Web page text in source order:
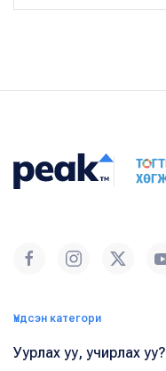
Үндсэн категори
Уурлах уу, учирлах уу?